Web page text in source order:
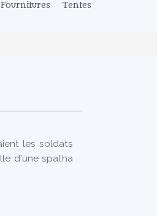
Fournitures Tentes
les soldats
d'une spatha